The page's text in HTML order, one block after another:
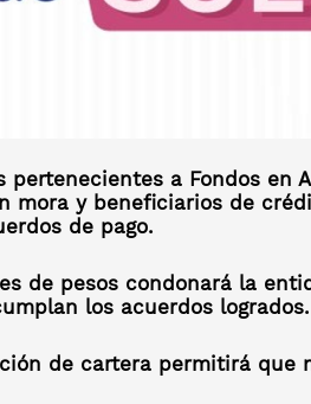
pertenecientes a Fondos en
mora y beneficiarios de
de pago.
de pesos condonará la
los acuerdos logrados.
de cartera permitirá que